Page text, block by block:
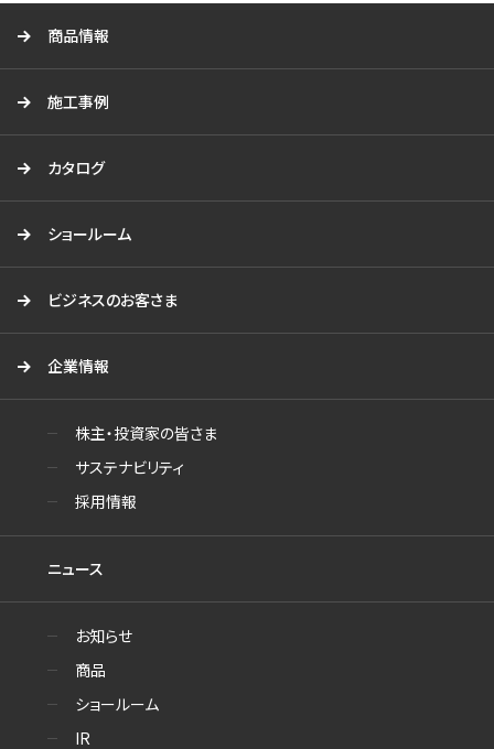
商品情報
施工事例
カタログ
ショールーム
ビジネスのお客さま
企業情報
株主・投資家の皆さま
サステナビリティ
採用情報
ニュース
お知らせ
商品
ショールーム
IR